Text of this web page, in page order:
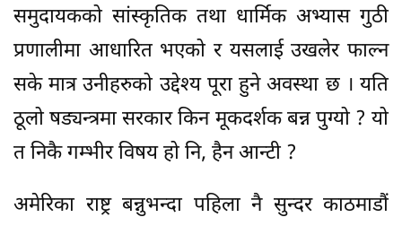
समुदायकको सांस्कृतिक तथा धार्मिक अभ्यास गुठी
प्रणालीमा आधारित भएको र यसलाई उखलेर फाल्न
सके मात्र उनीहरुको उद्देश्य पूरा हुने अवस्था छ । यति
ठूलो षड्यन्त्रमा सरकार किन मूकदर्शक बन्न पुग्यो ? यो
त निकै गम्भीर विषय हो नि, हैन आन्टी ?
अमेरिका राष्ट्र बन्नुभन्दा पहिला नै सुन्दर काठमाडौं